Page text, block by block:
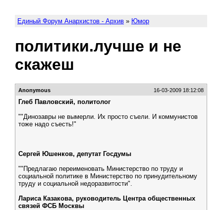
Единый Форум Анархистов - Архив » Юмор
политики.лучше и не
скажеш
Anonymous 16-03-2009 18:12:08
Глеб Павловский, политолог
""Динозавры не вымерли. Их просто съели. И коммунистов
тоже надо съесть!"
Сергей Юшенков, депутат Госдумы
""Предлагаю переименовать Министерство по труду и
социальной политике в Министерство по принудительному
труду и социальной недоразвитости".
Лариса Казакова, руководитель Центра общественных
связей ФСБ Москвы